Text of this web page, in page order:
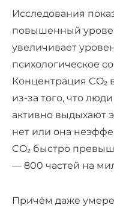
Исследования
повышенный
увеличивает
психологическое
Концентрация CO₂
из-за того, что
активно выдыхают
нет или она
CO₂ быстро
— 800 частей на
Причём даже